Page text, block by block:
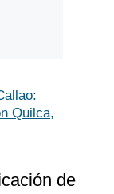
Quilca,
de